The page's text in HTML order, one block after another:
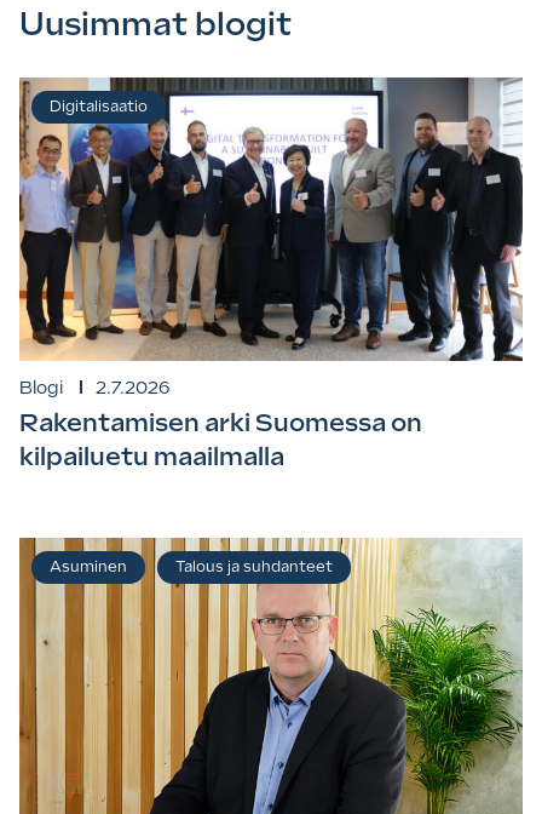
Uusimmat blogit
Blogi 2.7.2026
Rakentamisen arki Suomessa on
kilpailuetu maailmalla
Digitalisaatio
Asuminen Talous ja suhdanteet